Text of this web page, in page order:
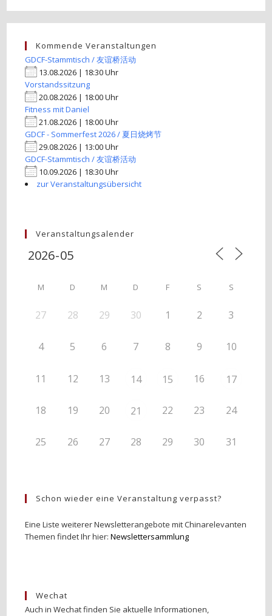
Kommende Veranstaltungen
GDCF-Stammtisch / 友谊桥活动
13.08.2026 | 18:30 Uhr
Vorstandssitzung
20.08.2026 | 18:00 Uhr
Fitness mit Daniel
21.08.2026 | 18:00 Uhr
GDCF - Sommerfest 2026 / 夏日烧烤节
29.08.2026 | 13:00 Uhr
GDCF-Stammtisch / 友谊桥活动
10.09.2026 | 18:30 Uhr
zur Veranstaltungsübersicht
Veranstaltungsalender
M D M D F S S
27 28 29 30 1 2 3
4 5 6 7 8 9 10
11 12 13 14 15 16 17
18 19 20 21 22 23 24
25 26 27 28 29 30 31
Schon wieder eine Veranstaltung verpasst?
Eine Liste weiterer Newsletterangebote mit Chinarelevanten
Themen findet Ihr hier:Newslettersammlung
Wechat
Auch in Wechat finden Sie aktuelle Informationen,